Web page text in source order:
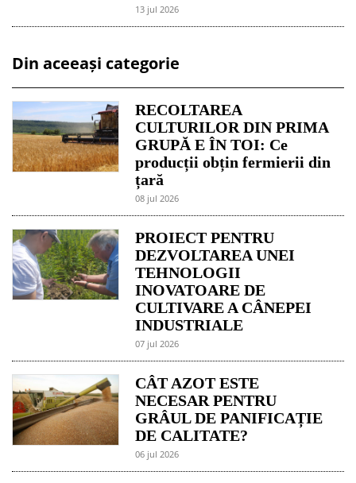
13 jul 2026
Din aceeași categorie
RECOLTAREA
CULTURILOR DIN PRIMA
GRUPĂ E ÎN TOI: Ce
producții obțin fermierii din
țară
08 jul 2026
PROIECT PENTRU
DEZVOLTAREA UNEI
TEHNOLOGII
INOVATOARE DE
CULTIVARE A CÂNEPEI
INDUSTRIALE
07 jul 2026
CÂT AZOT ESTE
NECESAR PENTRU
GRÂUL DE PANIFICAȚIE
DE CALITATE?
06 jul 2026